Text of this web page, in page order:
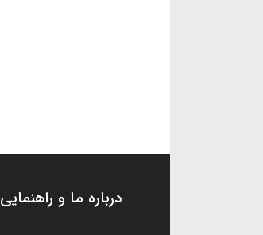
درباره ما و راهنمایی